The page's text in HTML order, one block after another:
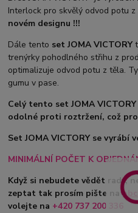
Interlock pro skvělý odvod potu z
novém designu !!!
Dále tento set JOMA VICTORY
trenýrky pohodlného střihu z
optimalizuje odvod potu z těla.
gumu v pase.
Celý tento set JOMA
odolné proti roztržení, což
Set JOMA VICTORY se vyrábí
MINIMÁLNÍ POČET K
Když si nebudete vědět rady,
zeptat tak prosím pište na
volejte na +420 737 200 336